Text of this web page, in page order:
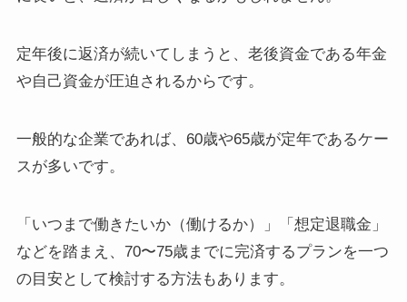
定年後に返済が続いてしまうと、老後資金である年金
や自己資金が圧迫されるからです。
一般的な企業であれば、60歳や65歳が定年であるケー
スが多いです。
「いつまで働きたいか（働けるか）」「想定退職金」
などを踏まえ、70〜75歳までに完済するプランを一つ
の目安として検討する方法もあります。